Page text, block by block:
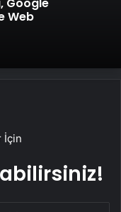
Web
İçin